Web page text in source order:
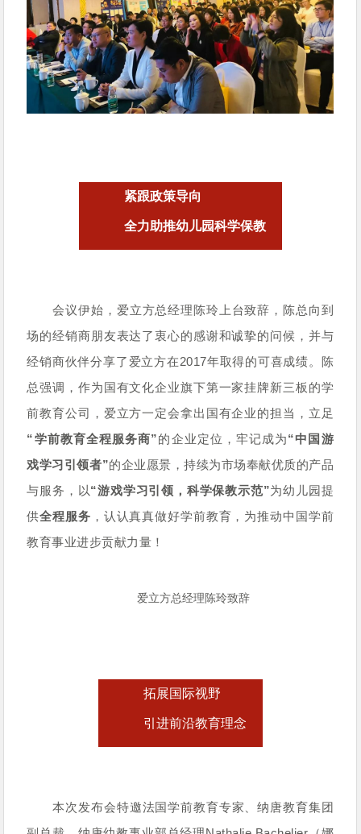
紧跟政策导向
全力助推幼儿园科学保教
会议伊始，爱立方总经理陈玲上台致辞，陈总向到
场的经销商朋友表达了衷心的感谢和诚挚的问候，并与
经销商伙伴分享了爱立方在2017年取得的可喜成绩。陈
总强调，作为国有文化企业旗下第一家挂牌新三板的学
前教育公司，爱立方一定会拿出国有企业的担当，立足
“学前教育全程服务商”的企业定位，牢记成为“中国游
戏学习引领者”的企业愿景，持续为市场奉献优质的产品
与服务，以“游戏学习引领，科学保教示范”为幼儿园提
供全程服务 ，认认真真做好学前教育，为推动中国学前
教育事业进步贡献力量！
爱立方总经理陈玲致辞
拓展国际视野
引进前沿教育理念
本次发布会特邀法国学前教育专家、纳唐教育集团